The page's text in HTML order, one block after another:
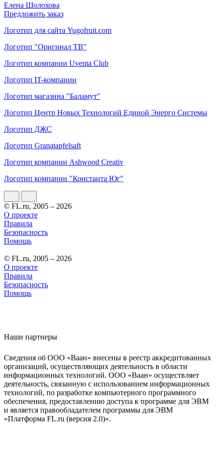
Елена Шолохова
Предложить заказ
Логотип для сайта Yugofruit.com
Логотип "Оригинал ТВ"
Логотип компании Uventa Club
Логотип IT-компании
Логотип магазина "Баламут"
Логотип Центр Новых Технологий Единой Энерго Системы
Логотип ДЖС
Логотип Granatapfelsaft
Логотип компании Ashwood Creativ
Логотип компании "Константа Юг"
© FL.ru, 2005 – 2026
О проекте
Правила
Безопасность
Помощь
© FL.ru, 2005 – 2026
О проекте
Правила
Безопасность
Помощь
Наши партнеры
Сведения об ООО «Ваан» внесены в реестр аккредитованных
организаций, осуществляющих деятельность в области
информационных технологий. ООО «Ваан» осуществляет
деятельность, связанную с использованием информационных
технологий, по разработке компьютерного программного
обеспечения, предоставлению доступа к программе для ЭВМ
и является правообладателем программы для ЭВМ
«Платформа FL.ru (версия 2.0)».